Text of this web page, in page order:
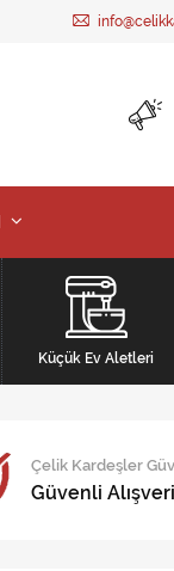
Küçük Ev Aletleri
Çelik Kardeşler
Güvenli